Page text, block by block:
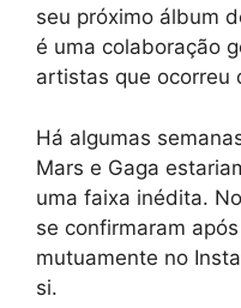
seu próximo álbum
é uma colaboração
artistas que ocorreu
Há algumas
Mars e Gaga
uma faixa inédita.
se confirmaram
mutuamente no
si.